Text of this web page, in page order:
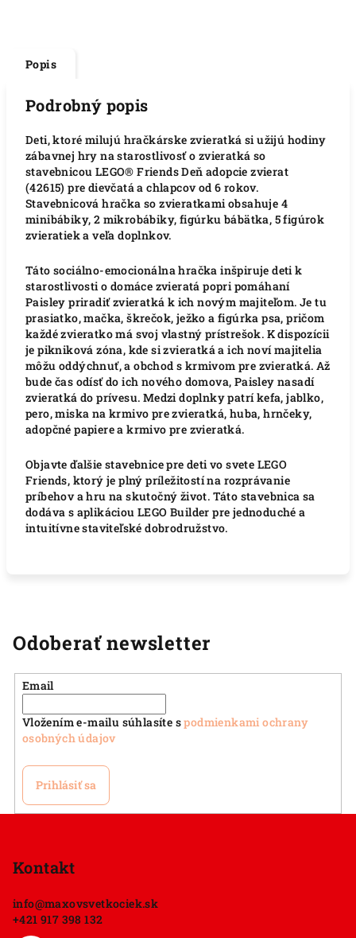
Popis
Podrobný popis
Deti, ktoré milujú hračkárske zvieratká si užijú hodiny
zábavnej hry na starostlivosť o zvieratká so
stavebnicou LEGO® Friends Deň adopcie zvierat
(42615) pre dievčatá a chlapcov od 6 rokov.
Stavebnicová hračka so zvieratkami obsahuje 4
minibábiky, 2 mikrobábiky, figúrku bábätka, 5 figúrok
zvieratiek a veľa doplnkov.
Táto sociálno-emocionálna hračka inšpiruje deti k
starostlivosti o domáce zvieratá popri pomáhaní
Paisley priradiť zvieratká k ich novým majiteľom. Je tu
prasiatko, mačka, škrečok, ježko a figúrka psa, pričom
každé zvieratko má svoj vlastný prístrešok. K dispozícii
je pikniková zóna, kde si zvieratká a ich noví majitelia
môžu oddýchnuť, a obchod s krmivom pre zvieratká. Až
bude čas odísť do ich nového domova, Paisley nasadí
zvieratká do prívesu. Medzi doplnky patrí kefa, jablko,
pero, miska na krmivo pre zvieratká, huba, hrnčeky,
adopčné papiere a krmivo pre zvieratká.
Objavte ďalšie stavebnice pre deti vo svete LEGO
Friends, ktorý je plný príležitostí na rozprávanie
príbehov a hru na skutočný život. Táto stavebnica sa
dodáva s aplikáciou LEGO Builder pre jednoduché a
intuitívne staviteľské dobrodružstvo.
Odoberať newsletter
Email
Vložením e-mailu súhlasíte spodmienkami ochrany
osobných údajov
Prihlásiť sa
Kontakt
info@maxovsvetkociek.sk
+421 917 398 132